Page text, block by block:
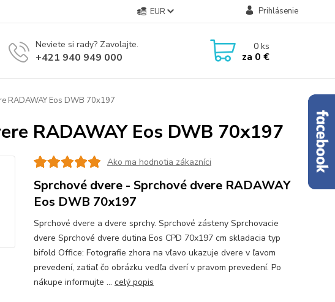
EUR Prihlásenie
Neviete si rady? Zavolajte.
+421 940 949 000
0ks
za 0 €
RADAWAY Eos DWB 70x197
RADAWAY Eos DWB 70x197
Ako ma hodnotia zákazníci
Sprchové dvere - Sprchové dvere RADAWAY
Eos DWB 70x197
Sprchové dvere a dvere sprchy. Sprchové zásteny Sprchovacie
dvere Sprchové dvere dutina Eos CPD 70x197 cm skladacia typ
bifold Office: Fotografie zhora na vľavo ukazuje dvere v ľavom
prevedení, zatiaľ čo obrázku vedľa dverí v pravom prevedení. Po
nákupe informujte ... celý popis